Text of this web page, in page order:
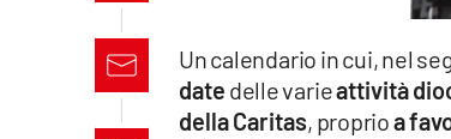
lacapitalenews.it
Un calendario in cui, nel
date delle varieattività
della Caritas, proprioa